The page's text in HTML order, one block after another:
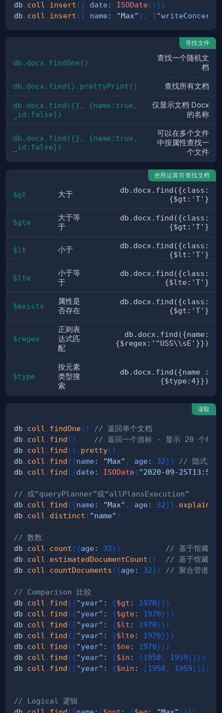
db . coll . insert ({ date: ISODate( ) })
db . coll . insert ({ name: "Max"} , {"writeConcern"
寻找文件
db.docx.findOne()
查找一个随机文
档
db.docx.find().prettyPrint() 查找所有文档
db.docx.find({}, {name:true,
_id:false})
仅显示文档 Docx
的名称
db.docx.find({}, {name:true,
_id:false})
可以在多个文件
中按属性查找一
个文件
使用运算符查找文档
$gt 大于
db.docx.find({class:
{$gt:'T'}
$gte
大于等
于
db.docx.find({class:
{$gt:'T'}
$lt 小于
db.docx.find({class:
{$lt:'T'}
$lte
小于等
于
db.docx.find({class:
{$lte:'T'}
$exists
属性是
否存在
db.docx.find({class:
{$gt:'T'}
$regex
正则表
达式匹
配
db.docx.find({name:
{$regex:'^USS\\sE'}})
$type
按元素
类型搜
索
db.docx.find({name :
{$type:4}})
读取
db . coll . findOne( )
// 返回单个文档
db . coll . find ( )
// 返回一个游标 - 显示 20 个结
db . coll . find ( ) . pretty( )
db . coll . find ({name: "Max" , age: 32})
// 隐式逻辑
db . coll . find ({date: ISODate( "2020-09-
// 或“queryPlanner”或“allPlansExecution”
db . coll . find ({name: "Max" , age: 32}) . explain
db . coll . distinct ( "name" )
// 数数
db . coll . count ({age: 32})
// 基于馆藏元
db . coll . estimatedDocumentCount ( )
// 基于馆藏元
db . coll . countDocuments ({age: 32}) // 聚合管道的
// Comparison 比较
db . coll . find ({"year" : {$gt : 1970}})
db . coll . find ({"year" : {$gte: 1970}})
db . coll . find ({"year" : {$lt : 1970}})
db . coll . find ({"year" : {$lte: 1970}})
db . coll . find ({"year" : {$ne: 1970}})
db . coll . find ({"year" : {$in : [1958 , 1959] }})
db . coll . find ({"year" : {$nin : [1958 , 1959] }})
// Logical 逻辑